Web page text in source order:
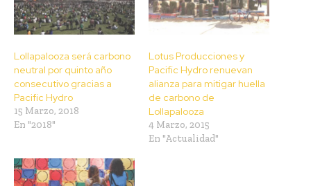
Lollapalooza será carbono
neutral por quinto año
consecutivo gracias a
Pacific Hydro
15 Marzo, 2018
En "2018"
Lotus Producciones y
Pacific Hydro renuevan
alianza para mitigar huella
de carbono de
Lollapalooza
4 Marzo, 2015
En "Actualidad"